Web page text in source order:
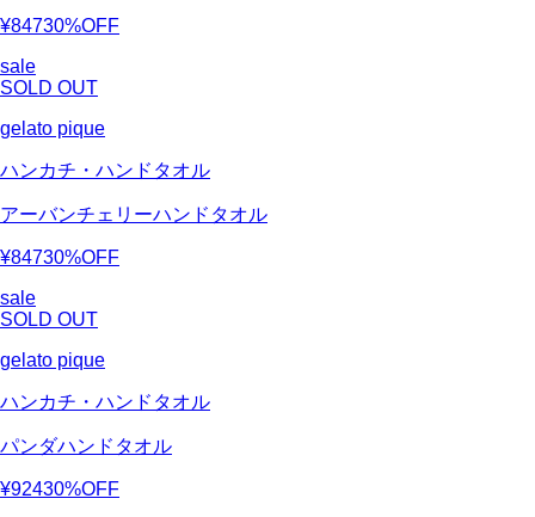
¥84730%OFF
sale
SOLD OUT
gelato pique
ハンカチ・ハンドタオル
アーバンチェリーハンドタオル
¥84730%OFF
sale
SOLD OUT
gelato pique
ハンカチ・ハンドタオル
パンダハンドタオル
¥92430%OFF